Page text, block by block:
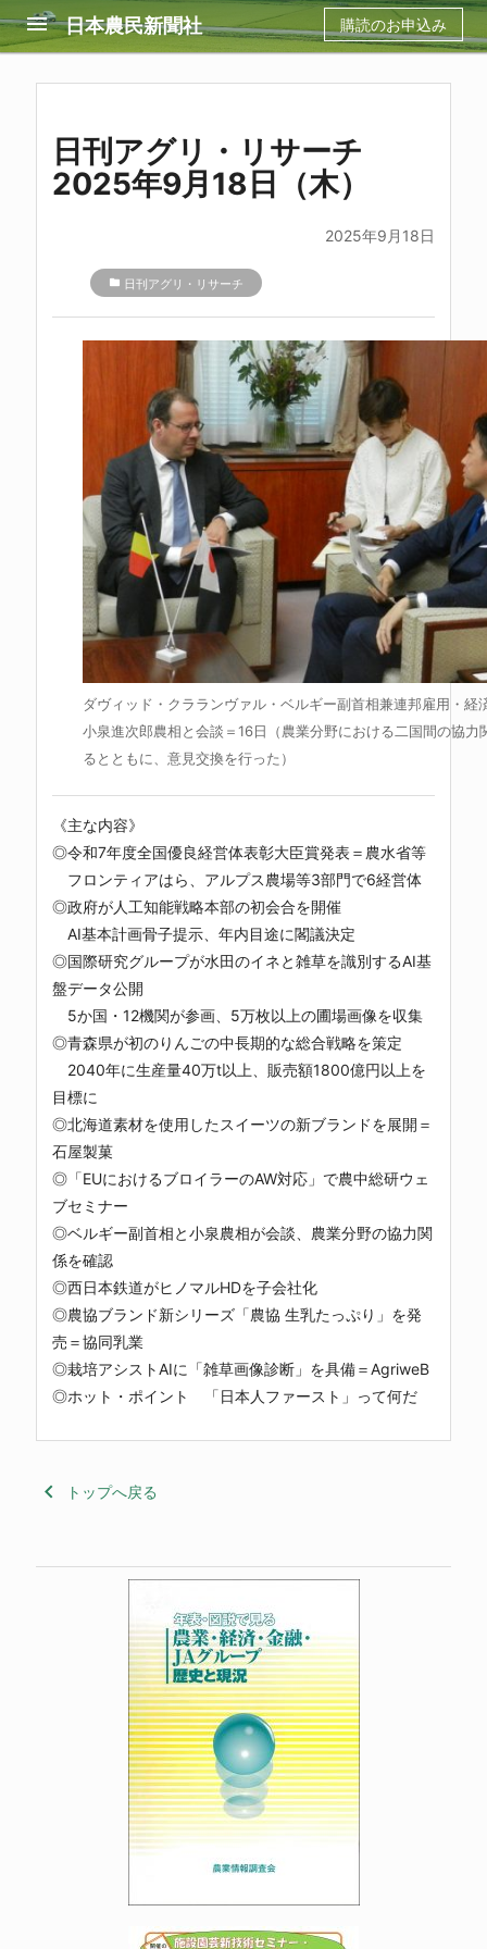
menu 日本農民新聞社 購読のお申込み
日刊アグリ・リサーチ
2025年9月18日（木）
2025年9月18日
folder 日刊アグリ・リサーチ
ダヴィッド・クラランヴァル・ベルギー副首相兼連邦雇用・経
小泉進次郎農相と会談＝16日（農業分野における二国間の協力
るとともに、意見交換を行った）
《主な内容》
◎令和7年度全国優良経営体表彰大臣賞発表＝農水省等
フロンティアはら、アルプス農場等3部門で6経営体
◎政府が人工知能戦略本部の初会合を開催
AI基本計画骨子提示、年内目途に閣議決定
◎国際研究グループが水田のイネと雑草を識別するAI基
盤データ公開
5か国・12機関が参画、5万枚以上の圃場画像を収集
◎青森県が初のりんごの中長期的な総合戦略を策定
2040年に生産量40万t以上、販売額1800億円以上を
目標に
◎北海道素材を使用したスイーツの新ブランドを展開＝
石屋製菓
◎「EUにおけるブロイラーのAW対応」で農中総研ウェ
ブセミナー
◎ベルギー副首相と小泉農相が会談、農業分野の協力関
係を確認
◎西日本鉄道がヒノマルHDを子会社化
◎農協ブランド新シリーズ「農協 生乳たっぷり」を発
売＝協同乳業
◎栽培アシストAIに「雑草画像診断」を具備＝AgriweB
◎ホット・ポイント 「日本人ファースト」って何だ
keyboard_arrow_left トップへ戻る